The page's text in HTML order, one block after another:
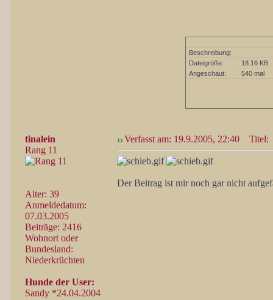
Beschreibung:
Dateigröße:
18.16 KB
Angeschaut:
540 mal
tinalein
Rang 11
Alter: 39
Anmeldedatum:
07.03.2005
Beiträge: 2416
Wohnort oder
Bundesland:
Niederkrüchten
Hunde der User:
Sandy *24.04.2004
Verfasst am: 19.9.2005, 22:40 Titel:
Der Beitrag ist mir noch gar nicht